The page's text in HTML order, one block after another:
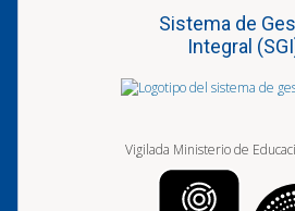
Sistema de
Integral
Vigilada Ministerio de